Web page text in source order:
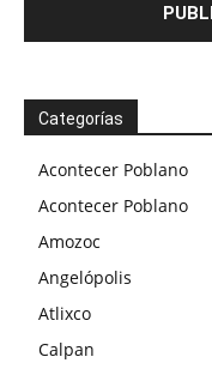
Categorías
Acontecer Poblano
Acontecer Poblano
Amozoc
Angelópolis
Atlixco
Calpan